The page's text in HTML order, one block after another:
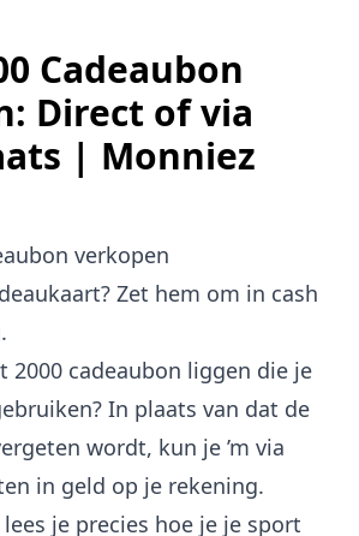
Cadeaubon
Direct of via
| Monniez
verkopen
Zet hem om in cash
2000 cadeaubon liggen die je
In plaats van dat de
wordt, kun je ’m via
in geld op je rekening.
je precies hoe je je sport